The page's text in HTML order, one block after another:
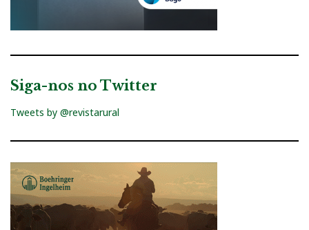
Siga-nos no Twitter
Tweets by @revistarural